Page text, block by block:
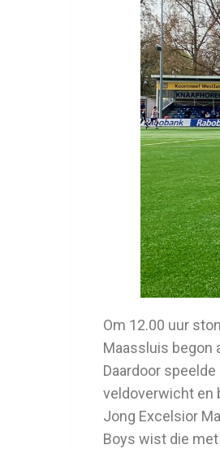
Om 12.00 uur
Maassluis begon
Daardoor
veldoverwicht en
Jong Excelsior
Boys wist die